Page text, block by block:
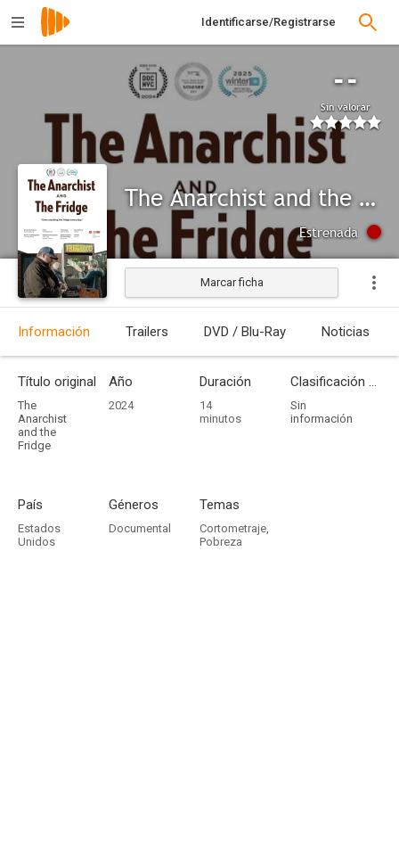
Identificarse/Registrarse
--
Sin valorar
The Anarchist and the Fridge
Estrenada
Marcar ficha
Información Trailers DVD / Blu-Ray Noticias
Título original
The
Anarchist
and the
Fridge
Año
2024
Duración
14
minutos
Clasificación por edades
Sin
información
País
Estados
Unidos
Géneros
Documental
Temas
Cortometraje,
Pobreza